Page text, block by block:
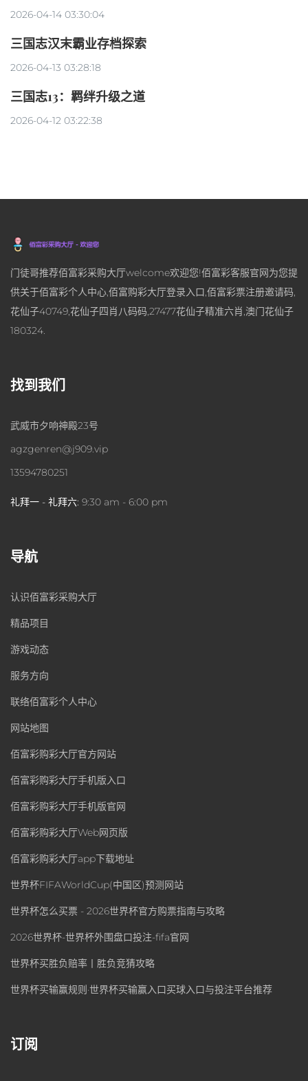
2026-04-14 03:30:04
三国志汉末霸业存档探索
2026-04-13 03:28:18
三国志13：羁绊升级之道
2026-04-12 03:22:38
门徒哥推荐佰富彩采购大厅welcome欢迎您!佰富彩客服官网为您提
供关于佰富彩个人中心,佰富购彩大厅登录入口,佰富彩票注册邀请码,
花仙子40749,花仙子四肖八码码,27477花仙子精准六肖,澳门花仙子
180324.
找到我们
武威市夕响神殿23号
agzgenren@j909.vip
13594780251
礼拜一 - 礼拜六: 9:30 am - 6:00 pm
导航
认识佰富彩采购大厅
精品项目
游戏动态
服务方向
联络佰富彩个人中心
网站地图
佰富彩购彩大厅官方网站
佰富彩购彩大厅手机版入口
佰富彩购彩大厅手机版官网
佰富彩购彩大厅Web网页版
佰富彩购彩大厅app下载地址
世界杯FIFAWorldCup(中国区)预测网站
世界杯怎么买票 - 2026世界杯官方购票指南与攻略
2026世界杯-世界杯外围盘口投注-fifa官网
世界杯买胜负赔率丨胜负竞猜攻略
世界杯买输赢规则·世界杯买输赢入口买球入口与投注平台推荐
订阅